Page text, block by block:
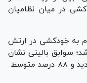
اقدام به خودکشی در میان نظامیان
به خودکشی در ارتش
در سال ۲۰۲۴ آغاز شد؛ سوابق بالینی نشان
می‌دهد که ۱۲ درصد از این اقدام‌ها شدید و ۸۸ درصد متوسط ​​